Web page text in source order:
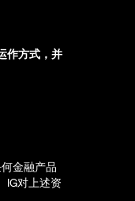
作方式，并
金融产品
IG对上述资